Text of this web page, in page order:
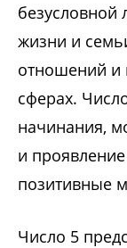
жизни и
отношений и
сферах.
начинания,
и
позитивные
Число 5